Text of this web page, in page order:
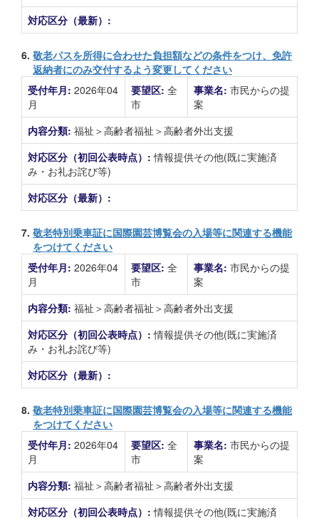
対応区分（最新）:
6. 敬老パスを所得に合わせた負担額などの条件をつけ、免許
返納者にのみ交付するよう変更してください
受付年月: 2026年04
月
要望区: 全
市
事業名: 市民からの提
案
内容分類: 福祉＞高齢者福祉＞高齢者外出支援
対応区分（初回公表時点）:情報提供その他(既に実施済
み・お礼お詫び等)
対応区分（最新）:
7. 敬老特別乗車証に国際園芸博覧会の入場等に関連する機能
をつけてください
受付年月: 2026年04
月
要望区: 全
市
事業名: 市民からの提
案
内容分類: 福祉＞高齢者福祉＞高齢者外出支援
対応区分（初回公表時点）:情報提供その他(既に実施済
み・お礼お詫び等)
対応区分（最新）:
8. 敬老特別乗車証に国際園芸博覧会の入場等に関連する機能
をつけてください
受付年月: 2026年04
月
要望区: 全
市
事業名: 市民からの提
案
内容分類: 福祉＞高齢者福祉＞高齢者外出支援
対応区分（初回公表時点）:情報提供その他(既に実施済